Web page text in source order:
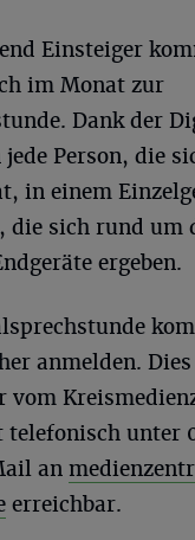
Einsteiger
im Monat zur
Dank der
Person, die
in einem
die sich rund um
ergeben.
anmelden.
vom
unter
an
erreichbar.